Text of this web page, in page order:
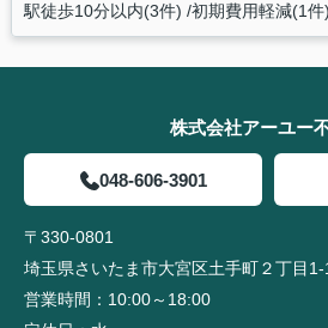
駅徒歩10分以内(3件) 初期費用軽減(1件)
株式会社アーユー
048-606-3901
〒330-0801
埼玉県さいたま市大宮区土手町２丁目
営業時間： 10:00～18:00